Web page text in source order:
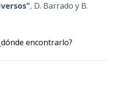
, D. Barrado y B.
encontrarlo?